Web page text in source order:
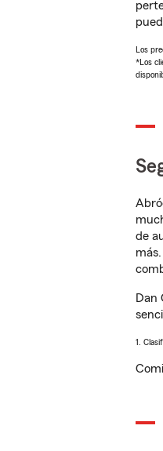
Los
*Los
de
Dan
1.